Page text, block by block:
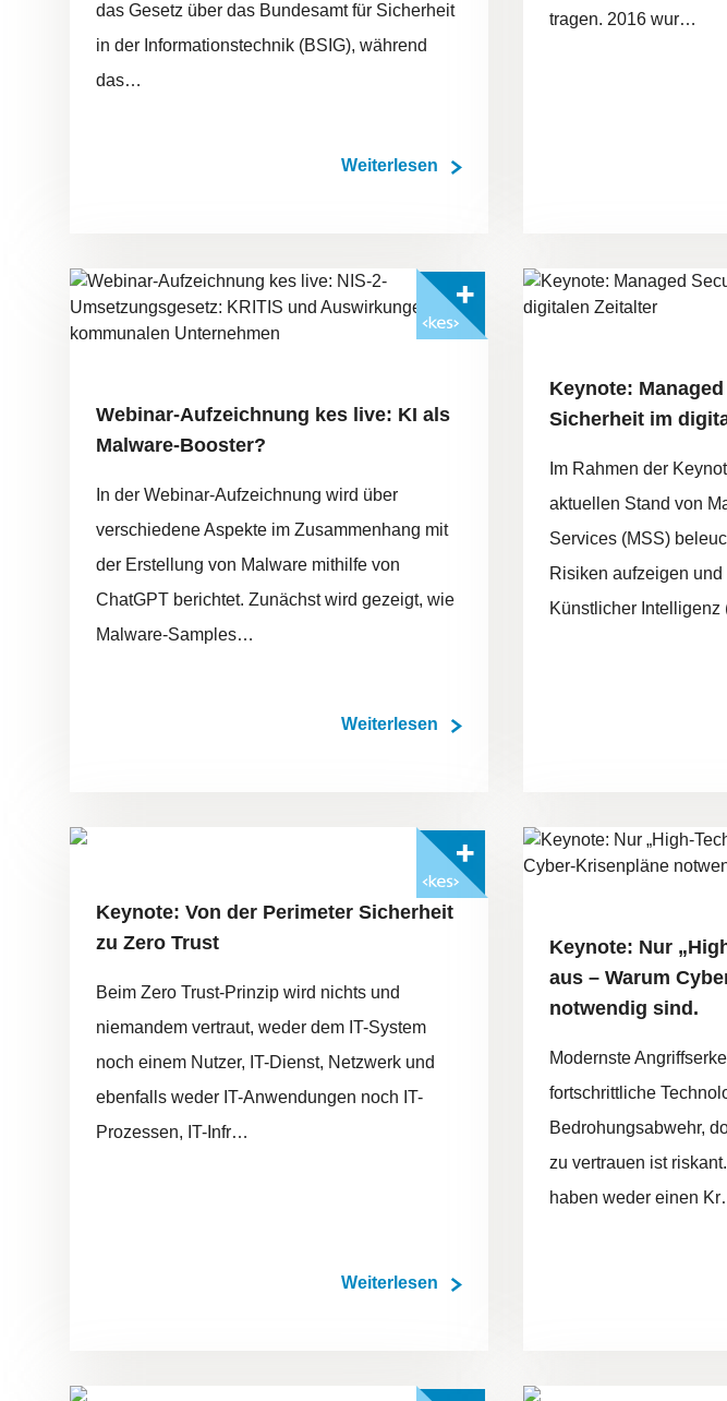
das Gesetz über das Bundesamt für Sicherheit
in der Informationstechnik (BSIG), während
das…
Weiterlesen
tragen. 2016 wur…
Webinar-Aufzeichnung kes live: KI als
Malware-Booster?
In der Webinar-Aufzeichnung wird über
verschiedene Aspekte im Zusammenhang mit
der Erstellung von Malware mithilfe von
ChatGPT berichtet. Zunächst wird gezeigt, wie
Malware-Samples…
Weiterlesen
Keynote:
Sicherheit im
Im Rahmen der
aktuellen Stand von
Services (MSS)
Risiken aufzeigen
Künstlicher
Keynote: Von der Perimeter Sicherheit
zu Zero Trust
Beim Zero Trust-Prinzip wird nichts und
niemandem vertraut, weder dem IT-System
noch einem Nutzer, IT-Dienst, Netzwerk und
ebenfalls weder IT-Anwendungen noch IT-
Prozessen, IT-Infr…
Weiterlesen
Keynote: Nur
aus – Warum
notwendig sind.
Modernste
fortschrittliche
Bedrohungsabwehr,
zu vertrauen ist
haben weder einen